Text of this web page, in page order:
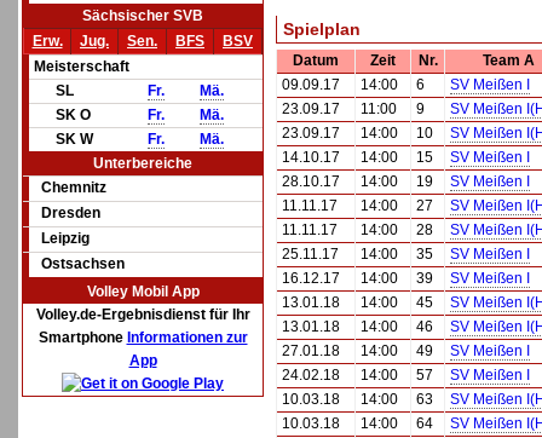
Sächsischer SVB
Erw.
Jug. Sen. BFS
BSV
Meisterschaft
SL
Fr.
Mä.
SK O
Fr.
Mä.
SK W
Fr.
Mä.
Unterbereiche
Chemnitz
Dresden
Leipzig
Ostsachsen
Volley Mobil App
Volley.de-Ergebnisdienst für Ihr
Smartphone Informationen zur
App
Spielplan
Datum Zeit Nr.
Team A
09.09.17
14:00 6
SV Meißen I
23.09.17
11:00 9
SV Meißen
23.09.17
14:00 10
SV Meißen
14.10.17
14:00 15
SV Meißen I
28.10.17
14:00 19
SV Meißen I
11.11.17
14:00 27
SV Meißen
11.11.17
14:00 28
SV Meißen
25.11.17
14:00 35
SV Meißen I
16.12.17
14:00 39
SV Meißen I
13.01.18
14:00 45
SV Meißen
13.01.18
14:00 46
SV Meißen
27.01.18
14:00 49
SV Meißen I
24.02.18
14:00 57
SV Meißen I
10.03.18
14:00 63
SV Meißen
10.03.18
14:00 64
SV Meißen